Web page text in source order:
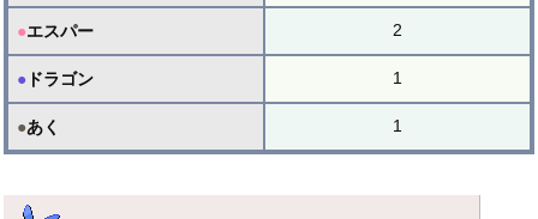
●エスパー 2
● ドラゴン 1
●あく 1